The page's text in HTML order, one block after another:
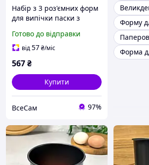
Набір з 3 роз'ємних форм
для випічки паски з
покриттям з мармуровою
крихтою
Готово до відправки
від57₴/міс
567₴
Купити
ВсеСам 97%
Форму
Форма